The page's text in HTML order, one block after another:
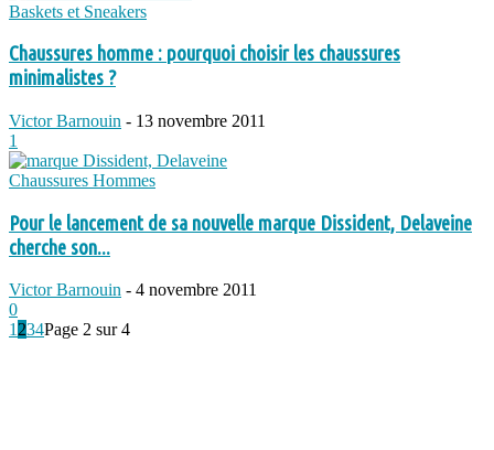
Baskets et Sneakers
Chaussures homme : pourquoi choisir les chaussures
minimalistes ?
Victor Barnouin - 13 novembre 2011
1
Chaussures Hommes
Pour le lancement de sa nouvelle marque Dissident, Delaveine
cherche son...
Victor Barnouin - 4 novembre 2011
0
1234Page 2 sur 4